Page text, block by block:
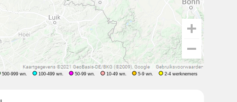
500-999 wn. 100-499 wn. 50-99 wn. 10-49 wn. 5-9 wn. 2-4 werknemers